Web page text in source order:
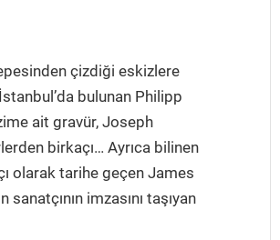
çizdiği eskizlere
bulunan Philipp
ait gravür, Joseph
birkaçı… Ayrıca bilinen
olarak tarihe geçen James
imzasını taşıyan